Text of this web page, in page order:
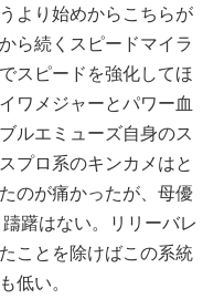
より始めからこちらが
ら続くスピードマイラ
スピードを強化してほ
ワメジャーとパワー血
ルエミューズ自身のス
プロ系のキンカメはと
のが痛かったが、母優
躇はない。リリーバレ
ことを除けばこの系統
低い。